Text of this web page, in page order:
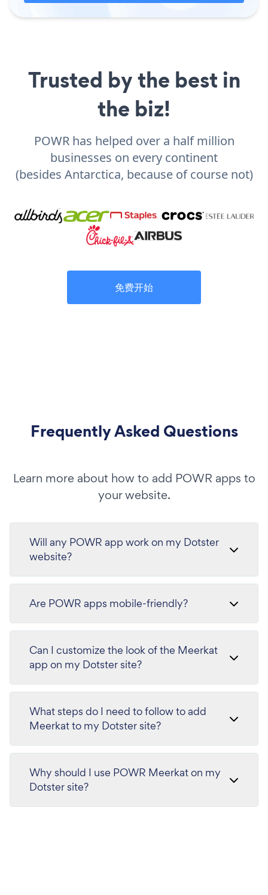
Trusted by the best in
the biz!
POWR has helped over a half million
businesses on every continent
(besides Antarctica, because of course not)
免费开始
Frequently Asked Questions
Learn more about how to add POWR apps to
your website.
Will any POWR app work on my Dotster
website?
Are POWR apps mobile-friendly?
Can I customize the look of the Meerkat
app on my Dotster site?
What steps do I need to follow to add
Meerkat to my Dotster site?
Why should I use POWR Meerkat on my
Dotster site?